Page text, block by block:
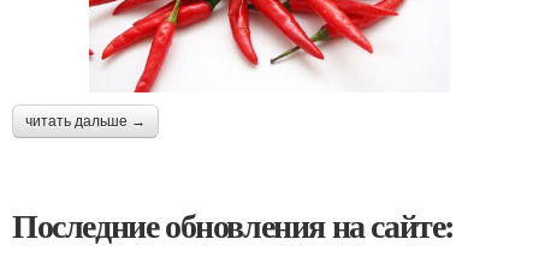
читать дальше →
Последние обновления на сайте: